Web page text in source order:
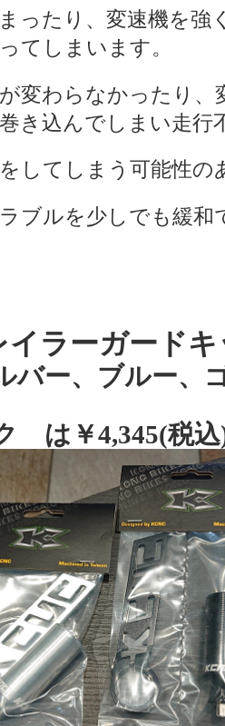
ったり、変速機を強
てしまいます。
変わらなかったり、
き込んでしまい走行
してしまう可能性の
ブルを少しでも緩和
ラーガード
バー、ブルー、
は￥4,345(